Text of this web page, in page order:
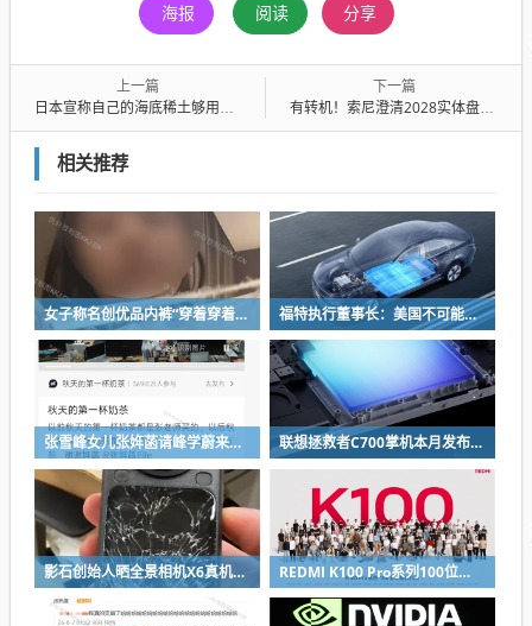
海报 阅读 分享
上一篇
日本宣称自己的海底稀土够用800年！日本专家:高兴得太早了
下一篇
有转机！索尼澄清2028实体盘走向：并非一刀切停售
相关推荐
女子称名创优品内裤“穿着穿着掉了”让其颜面尽失 品牌方客服回应：已启动紧急调查 福特执行董事长：美国不可能永远把中国车企挡在门外 进来也有信心击败
张雪峰女儿张姩菡请峰学蔚来员工喝立秋奶茶 往年都是张雪峰买单 联想拯救者C700掌机本月发布：掌中玩3A 畅玩9小时不插电
影石创始人晒全景相机X6真机：硬扛一颗子弹没穿透 REDMI K100 Pro系列100位工程师代表亮相：设计、工程K90原班人马操刀